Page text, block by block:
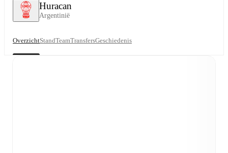
Huracan
Argentinië
OverzichtStandTeamTransfersGeschiedenis